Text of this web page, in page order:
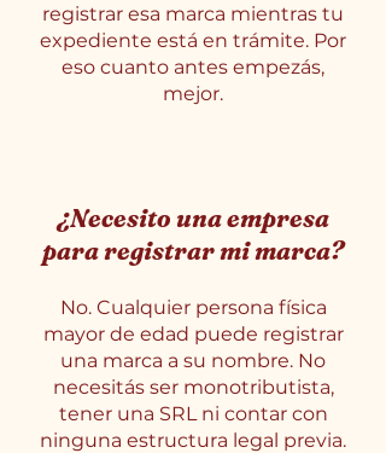
registrar esa marca mientras tu
expediente está en trámite. Por
eso cuanto antes empezás,
mejor.
¿Necesito una empresa
para registrar mi marca?
No. Cualquier persona física
mayor de edad puede registrar
una marca a su nombre. No
necesitás ser monotributista,
tener una SRL ni contar con
ninguna estructura legal previa.